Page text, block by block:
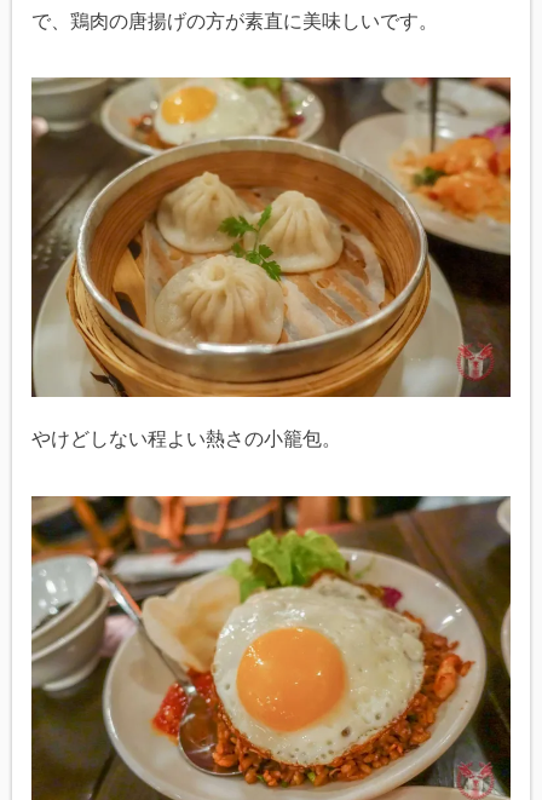
で、鶏肉の唐揚げの方が素直に美味しいです。
やけどしない程よい熱さの小籠包。